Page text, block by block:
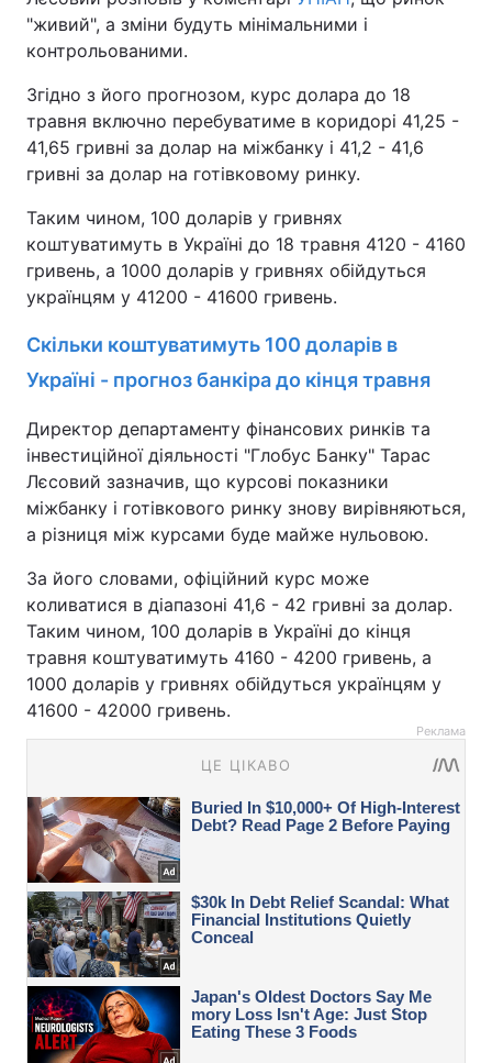
"живий", а зміни будуть мінімальними і
контрольованими.
Згідно з його прогнозом, курс долара до 18
травня включно перебуватиме в коридорі 41,25 -
41,65 гривні за долар на міжбанку і 41,2 - 41,6
гривні за долар на готівковому ринку.
Таким чином, 100 доларів у гривнях
коштуватимуть в Україні до 18 травня 4120 - 4160
гривень, а 1000 доларів у гривнях обійдуться
українцям у 41200 - 41600 гривень.
Скільки коштуватимуть 100 доларів в
Україні - прогноз банкіра до кінця травня
Директор департаменту фінансових ринків та
інвестиційної діяльності "Глобус Банку" Тарас
Лєсовий зазначив, що курсові показники
міжбанку і готівкового ринку знову вирівняються,
а різниця між курсами буде майже нульовою.
За його словами, офіційний курс може
коливатися в діапазоні 41,6 - 42 гривні за долар.
Таким чином, 100 доларів в Україні до кінця
травня коштуватимуть 4160 - 4200 гривень, а
1000 доларів у гривнях обійдуться українцям у
41600 - 42000 гривень.
Реклама